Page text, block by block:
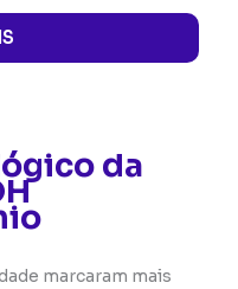
da
marcaram mais